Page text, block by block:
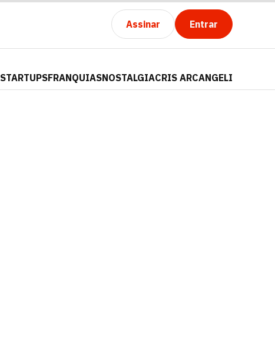
Assinar Entrar
STARTUPSFRANQUIASNOSTALGIACRIS ARCANGELI